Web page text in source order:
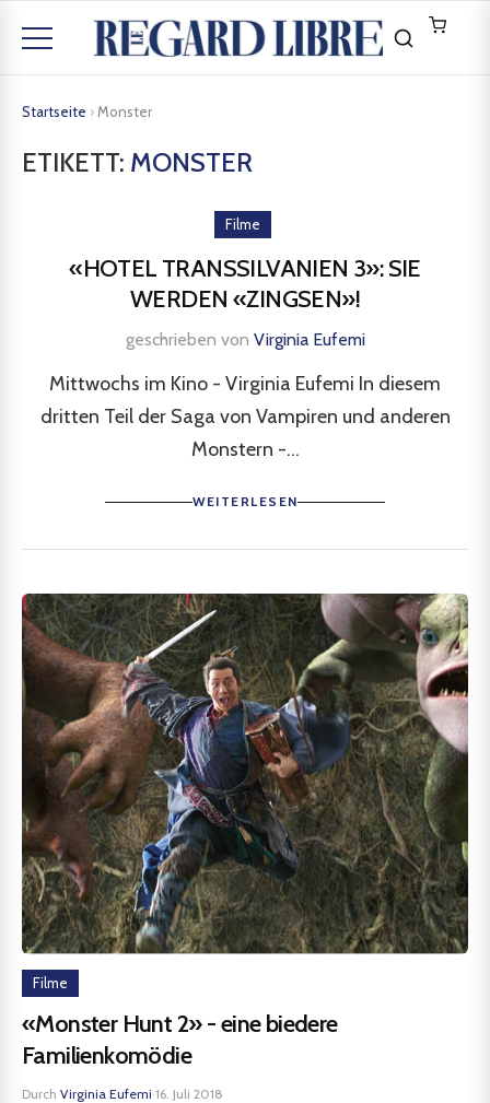
Startseite › Monster
ETIKETT: MONSTER
Filme
«HOTEL TRANSSILVANIEN 3»: SIE
WERDEN «ZINGSEN»!
geschrieben von Virginia Eufemi
Mittwochs im Kino - Virginia Eufemi In diesem
dritten Teil der Saga von Vampiren und anderen
Monstern -...
WEITERLESEN
Filme
«Monster Hunt 2» - eine biedere
Familienkomödie
Durch Virginia Eufemi·16. Juli 2018